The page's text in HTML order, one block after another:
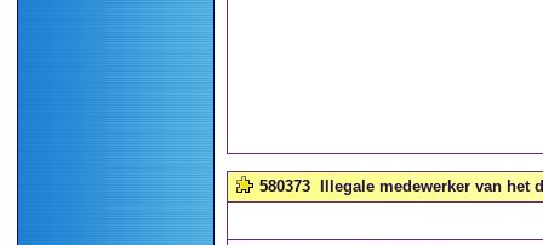
580373 Illegale medewerker van het